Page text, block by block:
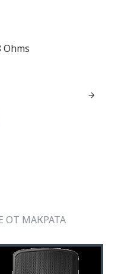
Ohms
ОТ МАКРАТА